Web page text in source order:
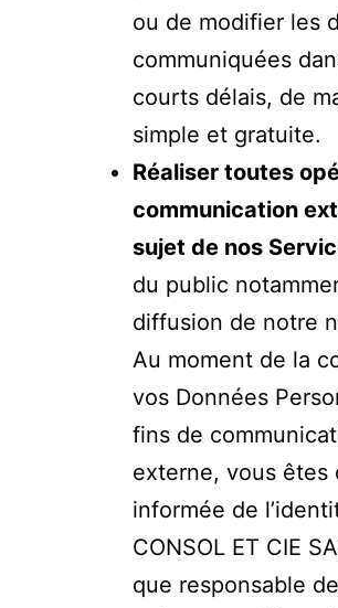
ou de modifier les
communiquées
courts délais, de
simple et gratuite.
Réaliser toutes
communication
sujet de nos
du public
diffusion de notre
Au moment de la
vos Données
fins de
externe, vous êtes
informée de
CONSOL ET CIE
que responsable